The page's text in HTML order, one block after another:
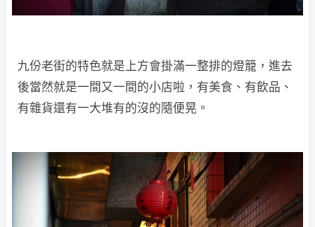
九份老街的特色就是上方會掛滿一整排的燈籠，進去
後當然就是一間又一間的小店啦，有美食、有飲品、
有雜貨還有一大堆有的沒的隨便晃。